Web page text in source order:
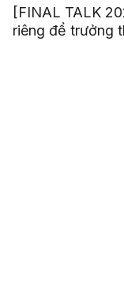
[FINAL TALK
riêng để trưởng